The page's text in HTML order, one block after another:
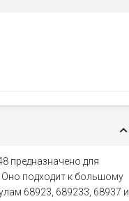
предназначено для
подходит к большому
68923, 689233, 68937 и